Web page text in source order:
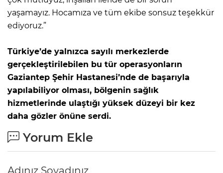
yaşamayız. Hocamıza ve tüm ekibe sonsuz teşekkür
ediyoruz.”
Türkiye’de yalnızca sayılı merkezlerde
gerçekleştirilebilen bu tür operasyonların
Gaziantep Şehir Hastanesi’nde de başarıyla
yapılabiliyor olması, bölgenin sağlık
hizmetlerinde ulaştığı yüksek düzeyi bir kez
daha gözler önüne serdi.
Yorum Ekle
Adınız Soyadınız